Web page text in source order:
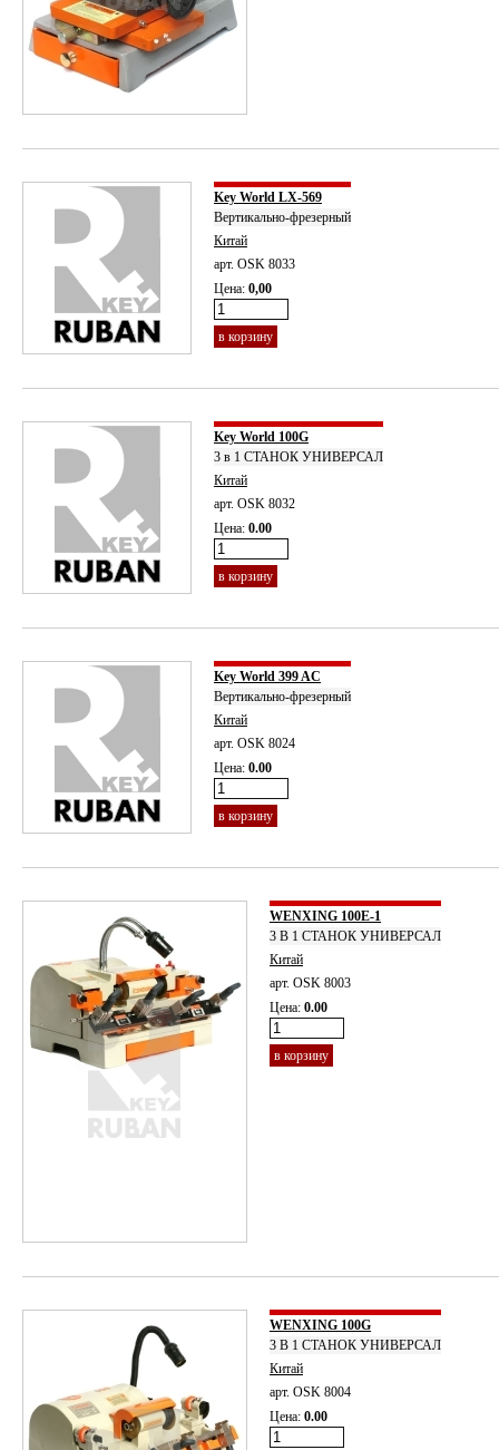
Key World LX-569
Вертикально-фрезерный
Китай
арт. OSK 8033
Цена: 0,00
в корзину
Key World 100G
3 в 1 СТАНОК УНИВЕРСАЛ
Китай
арт. OSK 8032
Цена: 0.00
в корзину
Key World 399 AC
Вертикально-фрезерный
Китай
арт. OSK 8024
Цена: 0.00
в корзину
WENXING 100E-1
3 В 1 СТАНОК УНИВЕРСАЛ
Китай
арт. OSK 8003
Цена: 0.00
в корзину
WENXING 100G
3 В 1 СТАНОК УНИВЕРСАЛ
Китай
арт. OSK 8004
Цена: 0.00